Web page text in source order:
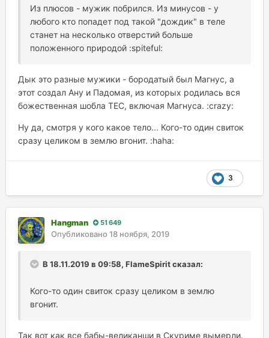
Из плюсов - мужик побрился. Из минусов - у
любого кто попадет под такой "дождик" в теле
станет на несколько отверстий больше
положенного природой :spiteful:
Дык это разные мужики - бородатый был Магнус, а
этот создал Ану и Падомая, из которых родилась вся
божественная шобла ТЕС, включая Магнуса. :crazy:
Ну да, смотря у кого какое тело... Кого-то один свиток
сразу целиком в землю вгонит. :haha:
3
Hangman 51 649
Опубликовано 18 ноября, 2019
В 18.11.2019 в 09:58, FlameSpirit сказал:
Кого-то один свиток сразу целиком в землю
вгонит.
Так вот как все бабы-великанши в Скуриме вымерли.